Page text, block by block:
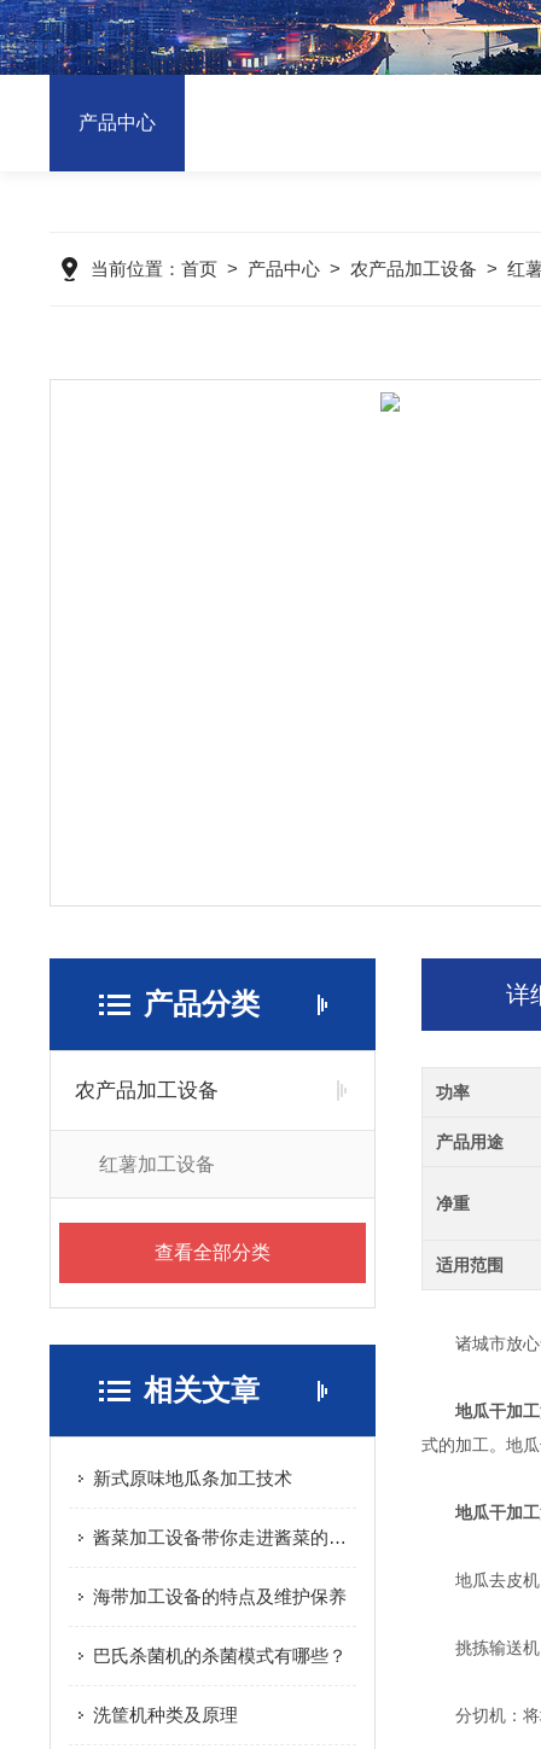
产品中心
当前位置： 首页> 产品中心> 农产品加工设备 > 红
产品分类
农产品加工设备
红薯加工设备
查看全部分类
相关文章
新式原味地瓜条加工技术
酱菜加工设备带你走进酱菜的味蕾世界
海带加工设备的特点及维护保养
巴氏杀菌机的杀菌模式有哪些？
洗筐机种类及原理
详
功率
产品用途
净重
适用范围
诸城市放心
地瓜干加
式的加工。地
地瓜干加
地瓜去皮机
挑拣输送机
分切机：将